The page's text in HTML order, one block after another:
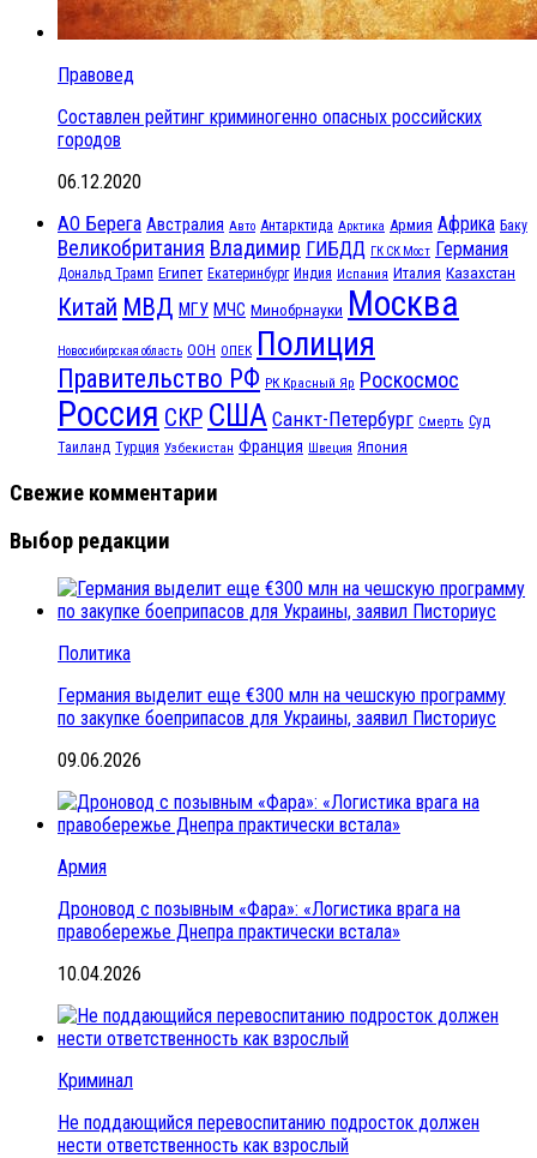
Правовед
Составлен рейтинг криминогенно опасных российских
городов
06.12.2020
АО Берега Австралия Авто Антарктида Арктика Армия Африка Баку
Великобритания Владимир ГИБДД ГК СК Мост Германия
Дональд Трамп Египет Екатеринбург Индия Испания Италия Казахстан
Китай МВД МГУ МЧС Минобрнауки Москва
Новосибирская область ООН ОПЕК Полиция
Правительство РФ РК Красный Яр Роскосмос
Россия СКР США Санкт-Петербург Смерть Суд
Таиланд Турция Узбекистан Франция Швеция Япония
Свежие комментарии
Выбор редакции
Политика
Германия выделит еще €300 млн на чешскую программу
по закупке боеприпасов для Украины, заявил Писториус
09.06.2026
Армия
Дроновод с позывным «Фара»: «Логистика врага на
правобережье Днепра практически встала»
10.04.2026
Криминал
Не поддающийся перевоспитанию подросток должен
нести ответственность как взрослый